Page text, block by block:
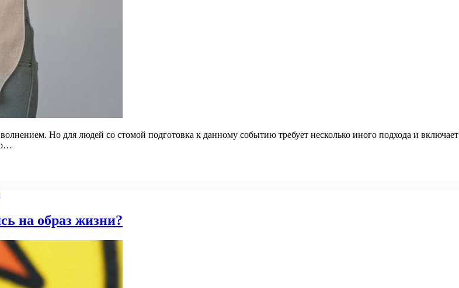
Но для людей со стомой подготовка к данному событию требует несколько иного подхода и включает
о…
на образ жизни?